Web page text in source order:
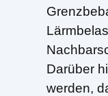
Darüber
werden,